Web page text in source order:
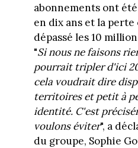
abonnements ont
en dix ans et la
dépassé les 10
"Si nous ne faisons
pourrait tripler d'ici
cela voudrait dire
territoires et petit à
identité. C'est
voulons éviter", a
du groupe, Sophie